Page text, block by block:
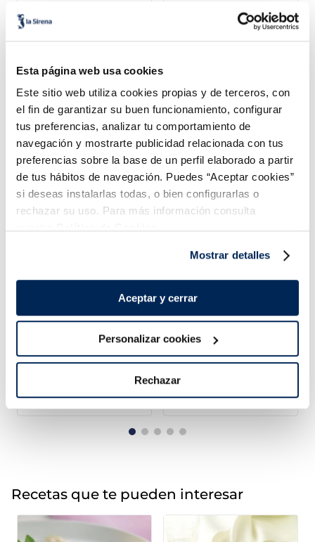
Esta página web usa cookies
Este sitio web utiliza cookies propias y de terceros, con
el fin de garantizar su buen funcionamiento, configurar
tus preferencias, analizar tu comportamiento de
navegación y mostrarte publicidad relacionada con tus
preferencias sobre la base de un perfil elaborado a partir
de tus hábitos de navegación. Puedes “Aceptar cookies”
si deseas instalarlas todas, o bien configurarlas o
rechazar su uso. Para más información consulta
Mostrar detalles
Aceptar y cerrar
Personalizar cookies
Rechazar
Añadir
Pack 4u 400 g
Añadir
¡Combínalo y hazte un menú de 10!
Arroz blanco micro
1,79 €
Bolsa 4 x 150g
Añadir
Brócoli
1,99 € Bolsa 600g
Añadir
Recetas que te pueden interesar